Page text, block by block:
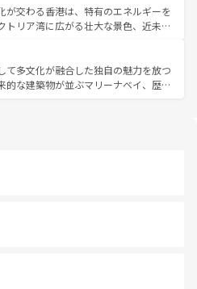
。どの地域を訪れてもあたたかい人々
れるので、きっと忘れられない旅にな
、南部ではプーケットやクラビの美し
気分を楽しむことができる。タイ料理
中温暖で、どの季節にも異なる楽しみ
みやすいタイの人々、仏教を中心とし
な観光資源が、訪れる旅人を魅了し続
が交わる香港は、特有のエネルギーを
トリア湾に広がる壮大な景色、近未来
感動するはず。観光スポットが密集し
どころを回れるのも魅力。息をのむよ
な体験まで、香港を存分に楽しみ尽く
て多文化が融合した独自の魅力を放つ
的な建築物が並ぶマリーナベイ、歴史
元の風情を楽しめる外せないスポット